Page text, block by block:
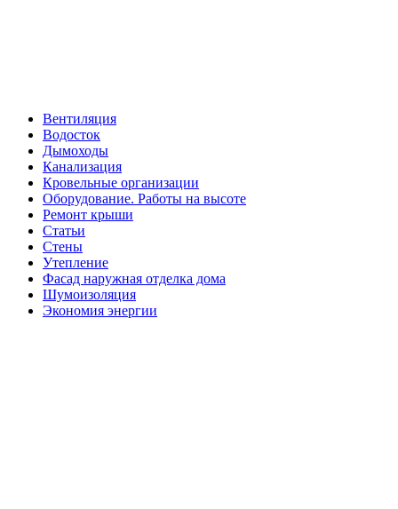
Вентиляция
Водосток
Дымоходы
Канализация
Кровельные организации
Оборудование. Работы на высоте
Ремонт крыши
Статьи
Стены
Утепление
Фасад наружная отделка дома
Шумоизоляция
Экономия энергии